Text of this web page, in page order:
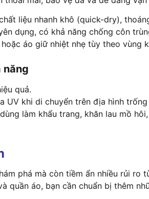
liệu nhanh khô (quick-dry),
dụng, có khả năng chống côn
áo giữ nhiệt nhẹ tùy theo vùng
năng
quả.
UV khi di chuyển trên địa hình trống
làm khẩu trang, khăn lau mồ
phá mà còn tiềm ẩn nhiều rủi ro
quần áo, bạn cần chuẩn bị thêm